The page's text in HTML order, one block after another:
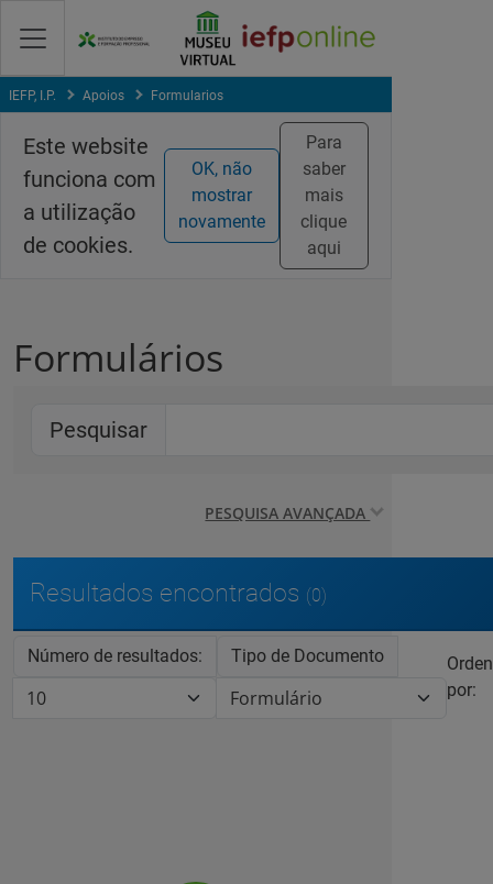
to
Content
IEFP, I.P. Apoios Formularios
Este website
funciona com
a utilização
de cookies.
OK, não
mostrar
novamente
Para
saber
mais
clique
aqui
Formulários
Pesquisar
PESQUISA AVANÇADA
Resultados encontrados (0)
Número de resultados: Tipo de Documento
por: